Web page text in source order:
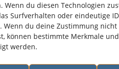
Wenn du diesen Technologien
Surfverhalten oder eindeutige
Wenn du deine Zustimmung
können bestimmte Merkmale
werden.